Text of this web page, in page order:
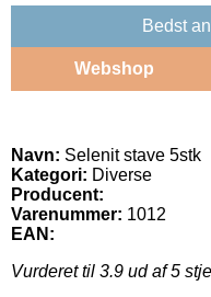
Bedst
Webshop
Navn: Selenit stave 5stk
Kategori: Diverse
Producent:
Varenummer: 1012
EAN:
Vurderet til 3.9 ud af 5